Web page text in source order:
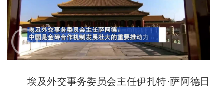
埃及外交事务委员会主任伊扎特·萨阿德日